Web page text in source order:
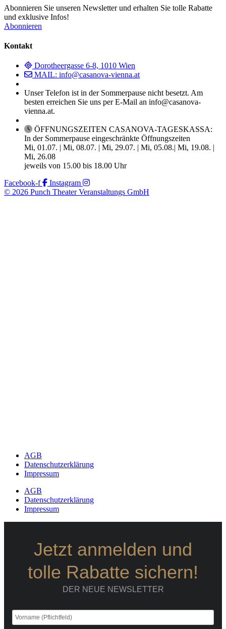
Abonnieren Sie unseren Newsletter und erhalten Sie tolle Rabatte
und exklusive Infos!
Abonnieren
Kontakt
Dorotheergasse 6-8, 1010 Wien
MAIL: info@casanova-vienna.at
Unser Telefon ist in der Sommerpause nicht besetzt. Am
besten erreichen Sie uns per E-Mail an info@casanova-
vienna.at.
ÖFFNUNGSZEITEN CASANOVA-TAGESKASSA:
In der Sommerpause eingeschränkte Öffnungszeiten
Mi, 01.07. | Mi, 08.07. | Mi, 29.07. | Mi, 05.08.| Mi, 19.08. |
Mi, 26.08
jeweils von 15.00 bis 18.00 Uhr
Facebook-f
Instagram
© 2026 Punch Theater Veranstaltungs GmbH
AGB
Datenschutzerklärung
Impressum
AGB
Datenschutzerklärung
Impressum
Jetzt anmelden und
tolle Rabatte sichern!
DER NEUE NEWSLETTER